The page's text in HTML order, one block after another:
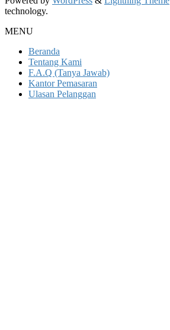
technology.
MENU
Beranda
Tentang Kami
F.A.Q (Tanya Jawab)
Kantor Pemasaran
Ulasan Pelanggan